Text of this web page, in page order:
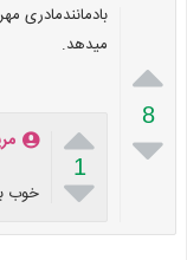

8

بادمانندمادری
میدهد.

1
 خوب